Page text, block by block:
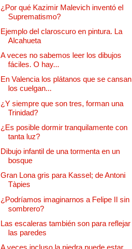
¿Por qué Kazimir Malevich inventó el
Suprematismo?
Ejemplo del claroscuro en pintura. La
Alcahueta
A veces no sabemos leer los dibujos
fáciles. O hay...
En Valencia los plátanos que se cansan
los cuelgan...
¿Y siempre que son tres, forman una
Trinidad?
¿Es posible dormir tranquilamente con
tanta luz?
Dibujo infantil de una tormenta en un
bosque
Gran Lona gris para Kassel; de Antoni
Tàpies
¿Podríamos imaginarnos a Felipe II sin
sombrero?
Las escaleras también son para reflejar
las paredes